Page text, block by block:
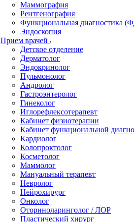
Маммография
Рентгенография
Функциональная диагностика
Эндоскопия
Прием врачей
Детское отделение
Дерматолог
Эндокринолог
Пульмонолог
Андролог
Гастроэнтеролог
Гинеколог
Иглорефлексотерапевт
Кабинет физиотерапии
Кабинет функциональной
Кардиолог
Колопроктолог
Косметолог
Маммолог
Мануальный терапевт
Невролог
Нейрохирург
Онколог
Оториноларинголог / ЛОР
Пластический хирург